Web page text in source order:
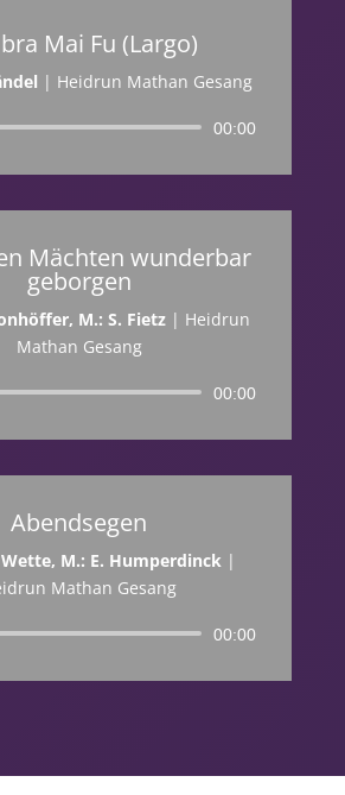
Mai Fu (Largo)
| Heidrun Mathan Gesang
Audio-
00:00
Mächten wunderbar
geborgen
M.: S. Fietz | Heidrun
Mathan Gesang
Audio-
00:00
Abendsegen
Wette, M.: E. Humperdinck|
Mathan Gesang
Audio-
00:00